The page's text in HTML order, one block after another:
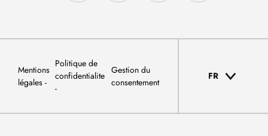
Mentions
légales
Politique de
confidentialite
Gestion du
consentement
FR